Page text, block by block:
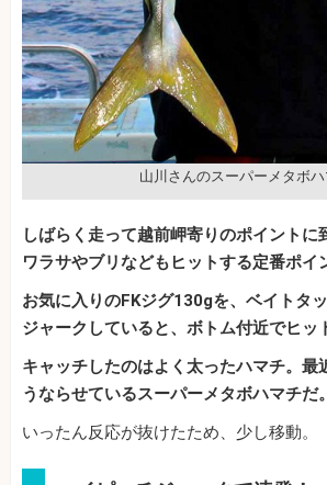
山川さんのスーパーメタボハ
しばらく走って越前岬寄りのポイントに
ワラサやブリなどもヒットする定番ポイ
お気に入りのFKジグ130gを、ベイトタ
ジャークしていると、ボトム付近でヒッ
キャッチしたのはよく太ったハマチ。最
うならせているスーパーメタボハマチだ。
いったん反応が抜けたため、少し移動。